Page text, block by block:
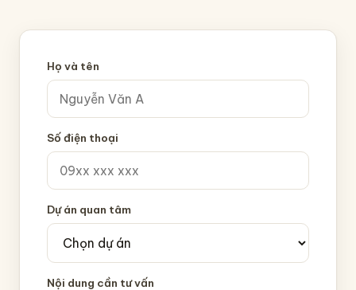
Họ và tên
Số điện thoại
Dự án quan tâm
Nội dung cần tư vấn